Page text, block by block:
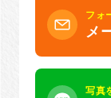
フォ
メ
写真